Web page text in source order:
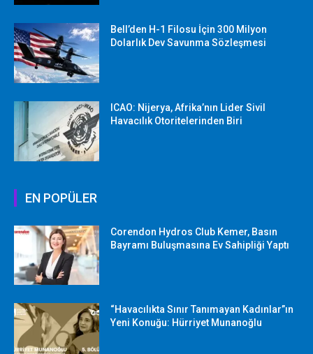
Bell’den H-1 Filosu İçin 300 Milyon
Dolarlık Dev Savunma Sözleşmesi
ICAO: Nijerya, Afrika’nın Lider Sivil
Havacılık Otoritelerinden Biri
EN POPÜLER
Corendon Hydros Club Kemer, Basın
Bayramı Buluşmasına Ev Sahipliği Yaptı
“Havacılıkta Sınır Tanımayan Kadınlar”ın
Yeni Konuğu: Hürriyet Munanoğlu